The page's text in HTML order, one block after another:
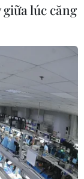
thiệp quân sự
lúc căng